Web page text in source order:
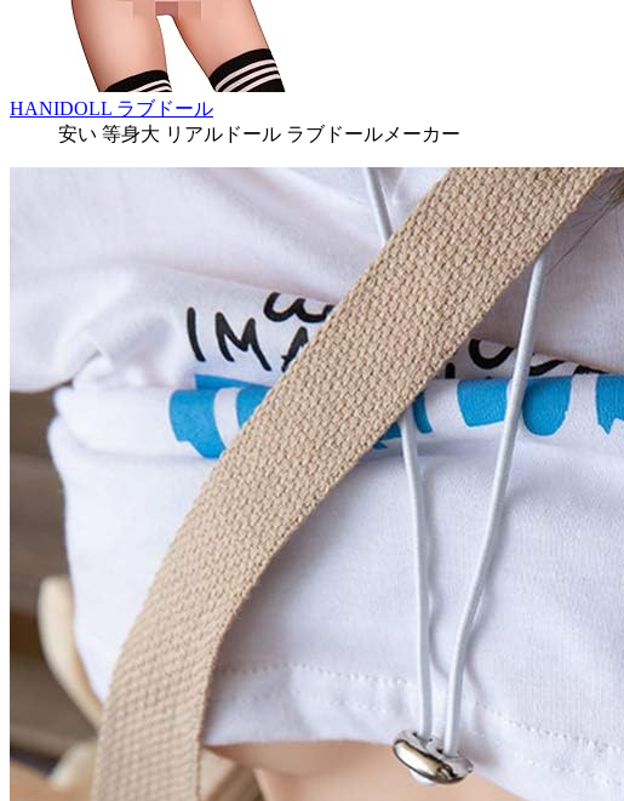
HANIDOLL ラブドール
安い 等身大 リアルドール ラブドールメーカー